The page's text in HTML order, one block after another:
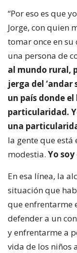
“Por eso es que
Jorge, con quien
tomar once en su
una persona de
al mundo rural,
jerga del ‘andar
un país donde
particularidad.
una
la gente que
modestia. Yo
En esa línea, la
situación que
que enfrentarme
defender a un
y enfrentarme a
vida de los niños